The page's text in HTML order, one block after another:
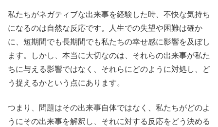
私たちがネガティブな出来事を経験した時、不快な気持ち
になるのは自然な反応です。人生での失望や困難は確か
に、短期間でも長期間でも私たちの幸せ感に影響を及ぼし
ます。しかし、本当に大切なのは、それらの出来事が私た
ちに与える影響ではなく、それらにどのように対処し、ど
う捉えるかという点にあります。
つまり、問題はその出来事自体ではなく、私たちがどのよ
うにその出来事を解釈し、それに対する反応をどう決める